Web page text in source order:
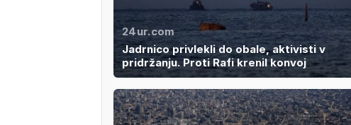
24ur.com
Jadrnico privlekli do obale, aktivisti v
pridržanju. Proti Rafi krenil konvoj